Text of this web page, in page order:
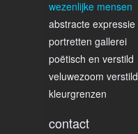
wezenlijke mensen
abstracte expressie
portretten gallerei
poëtisch en verstild
veluwezoom verstild
kleurgrenzen
contact